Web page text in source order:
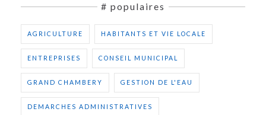
# populaires
AGRICULTURE HABITANTS ET VIE LOCALE
ENTREPRISES CONSEIL MUNICIPAL
GRAND CHAMBERY GESTION DE L'EAU
DEMARCHES ADMINISTRATIVES